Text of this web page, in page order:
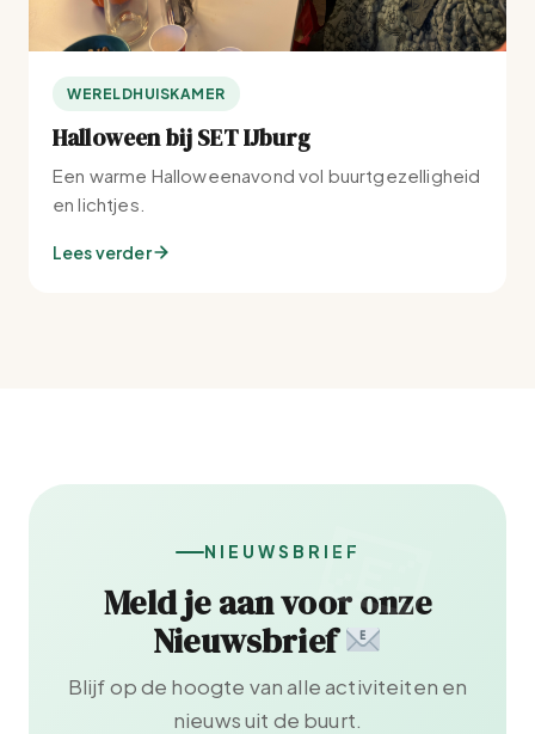
WERELDHUISKAMER
Halloween bij SET IJburg
Een warme Halloweenavond vol buurtgezelligheid
en lichtjes.
Lees verder
NIEUWSBRIEF
Meld je aan voor onze
Nieuwsbrief
Blijf op de hoogte van alle activiteiten en
nieuws uit de buurt.